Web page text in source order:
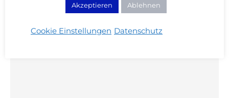
Akzeptieren Ablehnen
Cookie Einstellungen Datenschutz